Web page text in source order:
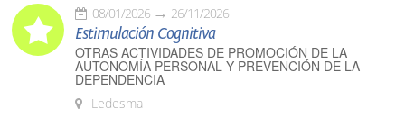
08/01/2026 26/11/2026
Estimulación Cognitiva
OTRAS ACTIVIDADES DE PROMOCIÓN DE LA
AUTONOMÍA PERSONAL Y PREVENCIÓN DE LA
DEPENDENCIA
Ledesma